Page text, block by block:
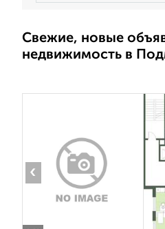
Свежие, новые
недвижимость в
‹